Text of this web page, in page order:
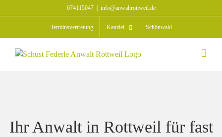
Inhalt
074115047 info@anwaltrottweil.de
Terminsvertretung Kanzlei Schönwald
Ihr Anwalt in Rottweil für fast